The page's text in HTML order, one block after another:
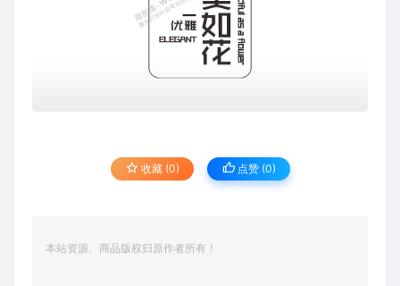
收藏 (0) 点赞 (0)
本站资源、商品版权归原作者所有！